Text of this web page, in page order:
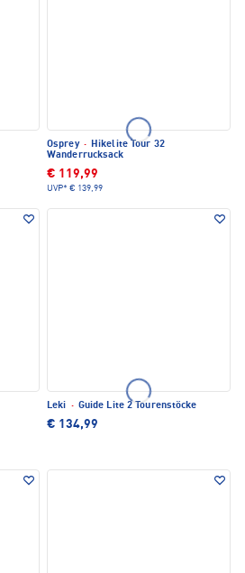
Osprey · Hikelite Tour 32
Wanderrucksack
€ 119,99
UVP* € 139,99
Leki · Guide Lite 2 Tourenstöcke
€ 134,99